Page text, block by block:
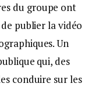
du groupe ont
publier la vidéo
Un
qui, des
conduire sur les